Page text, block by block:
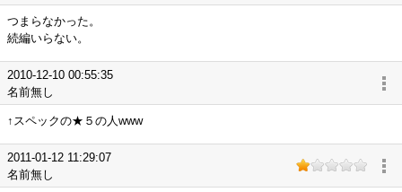
つまらなかった。
続編いらない。
2010-12-10 00:55:35
名前無し
↑スペックの★５の人www
2011-01-12 11:29:07
名前無し